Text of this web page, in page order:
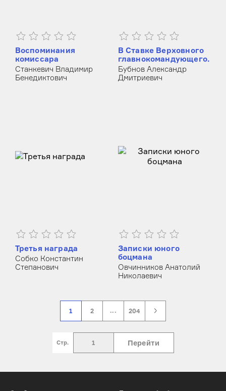
Станкевич Владимир
Бенедиктович
Воспоминания
комиссара
Временного
правительства. 1914—
Бубнов Александр
Дмитриевич
В Ставке Верховного
главнокомандующего.
Воспоминания
адмирала. 1914–1918
Собко Константин
Степанович
Третья награда
Овчинников Анатолий
Николаевич
Записки юного
боцмана
1 2 ... 204
Cтр. Перейти